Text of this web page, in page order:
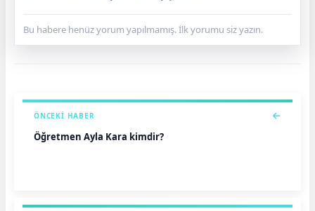
Bu habere henüz yorum yapılmamış. İlk yorumu siz yazın.
ÖNCEKI HABER
Öğretmen Ayla Kara kimdir?